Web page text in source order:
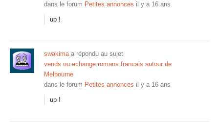
dans le forum Petites annonces il y a 16 ans
up !
swakimaa répondu au sujet
vends ou echange romans francais autour de
Melbourne
dans le forum Petites annonces il y a 16 ans
up !